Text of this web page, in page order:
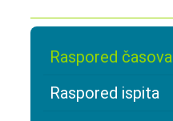
Raspored časova
Raspored ispita